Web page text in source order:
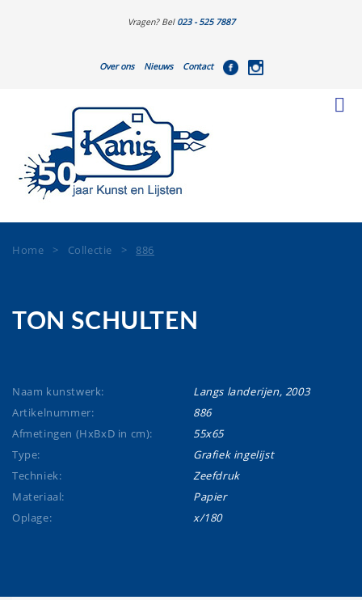
Vragen? Bel 023 - 525 7887
Over ons Nieuws Contact
Home > Collectie > 886
TON SCHULTEN
Naam kunstwerk:
Langs landerijen, 2003
Artikelnummer:
886
Afmetingen (HxBxD in cm):
55x65
Type:
Grafiek ingelijst
Techniek:
Zeefdruk
Materiaal:
Papier
Oplage:
x/180